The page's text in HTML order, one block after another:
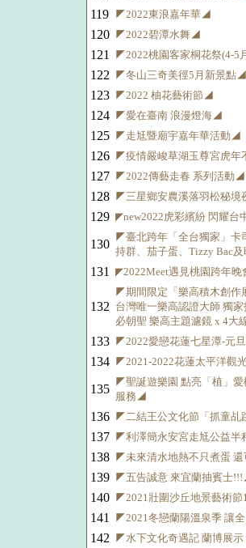
119 ◤2022東浪嘉年華◢
120 ◤2022碧潭水舞◢
121 ◤2022桃園客家桐花祭(4-5
122 ◤冬山三奇美徑5月新景點◢
123 ◤2022 柚花藝術節◢
124 ◤愛在臺南 浪漫燈海◢
125 ◤走尪暨廟宇嘉年華活動◢
126 ◤疫情嚴峻草湖玉尊宮虎
127 ◤2022傳藝走春 系列活動◢
128 ◤三星鄉安農溪落羽松秘
129 ◤new2022虎彩繽紛 閃耀台
130
◤臺北跨年「全台獨家」卡
持群、茄子蛋、Tizzy Bac
131 ◤2022Meet遇見桃園跨年
132
◤期間限定「樂高積木創作
台灣唯一樂高認證大師 獨
必朝聖 樂高主題濾鏡 x 4
133 ◤2022愛戀花蓮七星潭-元
134 ◤2021-2022花蓮太平洋觀
135
◤聖誕遊樂園 點亮「植」
服務◢
136 ◤二結王公文化節「抓童
137 ◤利澤簡永安宮走尪公益
138 ◤未來清水地熱不只煮蛋
139 ◤五告誠意 來宜蘭抽賓士
140 ◤2021壯圍沙丘地景藝術
141 ◤2021冬戀蘭陽溫泉季 讓
142 ◤水下文化奇遇記 蘭博展